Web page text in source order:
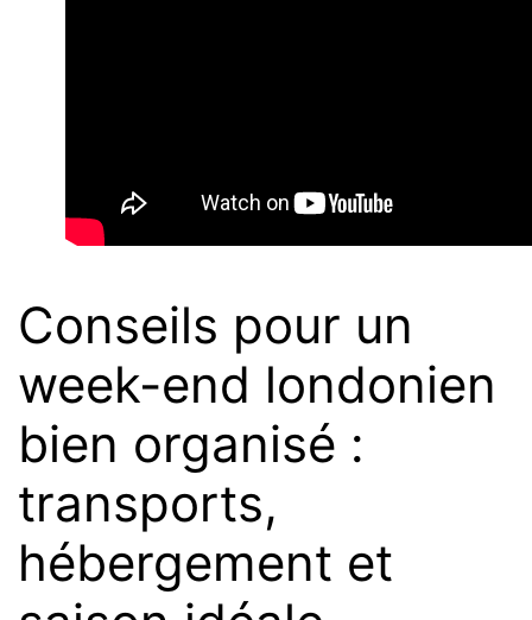
Conseils pour un
week-end londonien
bien organisé :
transports,
hébergement et